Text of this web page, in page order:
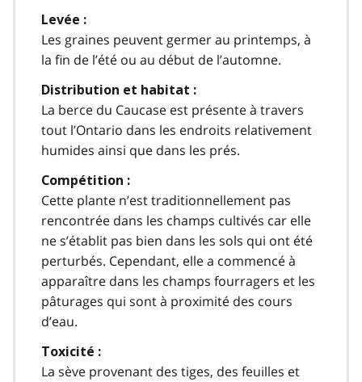
Levée :
Les graines peuvent germer au printemps, à
la fin de l’été ou au début de l’automne.
Distribution et habitat :
La berce du Caucase est présente à travers
tout l’Ontario dans les endroits relativement
humides ainsi que dans les prés.
Compétition :
Cette plante n’est traditionnellement pas
rencontrée dans les champs cultivés car elle
ne s’établit pas bien dans les sols qui ont été
perturbés. Cependant, elle a commencé à
apparaître dans les champs fourragers et les
pâturages qui sont à proximité des cours
d’eau.
Toxicité :
La sève provenant des tiges, des feuilles et